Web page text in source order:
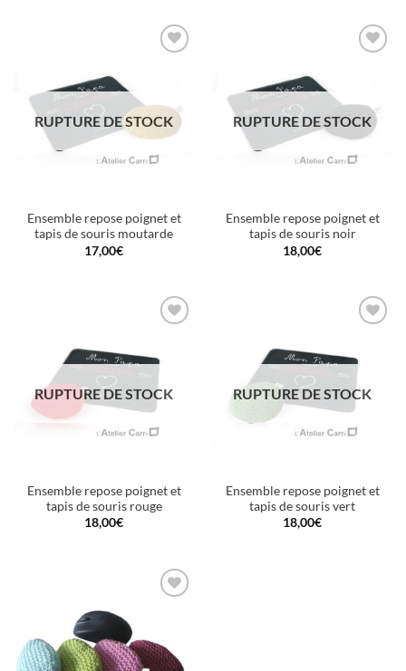
RUPTURE DE STOCK
Ensemble repose poignet et
tapis de souris moutarde
17,00€
RUPTURE DE STOCK
Ensemble repose poignet et
tapis de souris noir
18,00€
wishlist
RUPTURE DE STOCK
Ensemble repose poignet et
tapis de souris rouge
18,00€
wishlist
RUPTURE DE STOCK
Ensemble repose poignet et
tapis de souris vert
18,00€